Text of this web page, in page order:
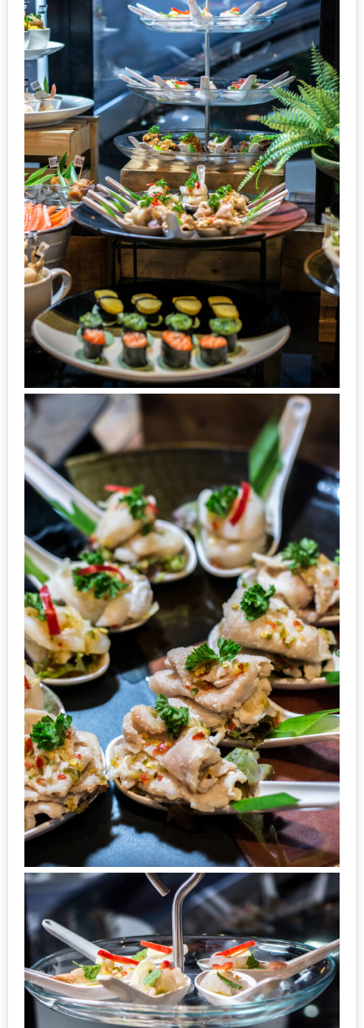
อะไร
เอ่ย
ที่สุด?
งาน
แฟร์
เรื่อง
บ้าน
ที่
ทุก
มา
พบ
สินค้า
เรื่อง
บ้าน
ครบ
จบ
ที่
เดียว
HOMEPRO
FAIR
2017
เชียงใหม่
จัด
เต็ม
กับ
แผนที่
ร้าน
หมู
กระทะ
ทั่ว
เชียงใหม่
ไม่
บาน
ปลาย
อิ่ม
ชิ
ลล์
ไม่
เกิน